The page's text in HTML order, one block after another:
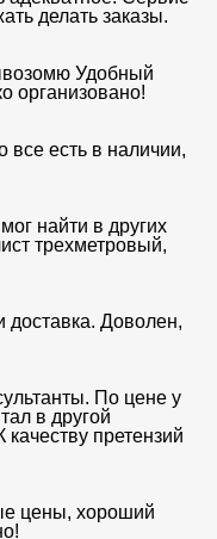
делать заказы.
Удобный
организовано!
есть в наличии,
найти в других
трехметровый,
доставка. Доволен,
По цене у
в другой
претензий
цены, хороший